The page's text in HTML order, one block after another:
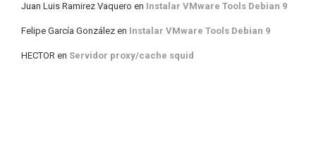
Juan Luis Ramirez Vaquero en Instalar VMware Tools Debian 9
Felipe García González en Instalar VMware Tools Debian 9
HECTOR en Servidor proxy/cache squid